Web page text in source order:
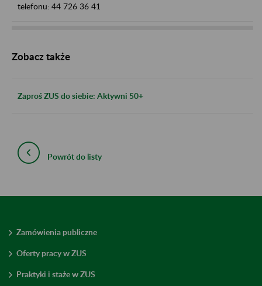
telefonu: 44 726 36 41
Zobacz także
Zaproś ZUS do siebie: Aktywni 50+
Powrót do listy
Zamówienia publiczne
Oferty pracy w ZUS
Praktyki i staże w ZUS